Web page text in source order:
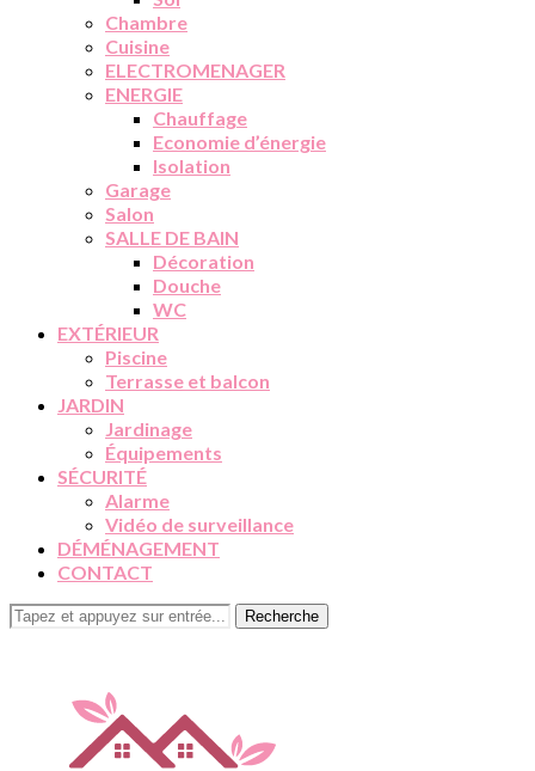
Chambre
Cuisine
ELECTROMENAGER
ENERGIE
Chauffage
Economie d’énergie
Isolation
Garage
Salon
SALLE DE BAIN
Décoration
Douche
WC
EXTÉRIEUR
Piscine
Terrasse et balcon
JARDIN
Jardinage
Équipements
SÉCURITÉ
Alarme
Vidéo de surveillance
DÉMÉNAGEMENT
CONTACT
Recherche